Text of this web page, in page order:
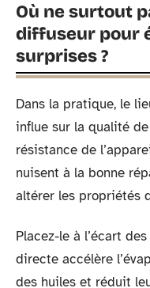
Où ne surtout
diffuseur pour
surprises ?
Dans la pratique, le
influe sur la qualité
résistance de
nuisent à la bonne
altérer les propriétés
Placez-le à l’écart
directe accélère
des huiles et réduit